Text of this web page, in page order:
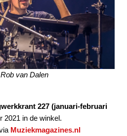
van Dalen
227 (januari-februari
2021 in de winkel.
Muziekmagazines.nl